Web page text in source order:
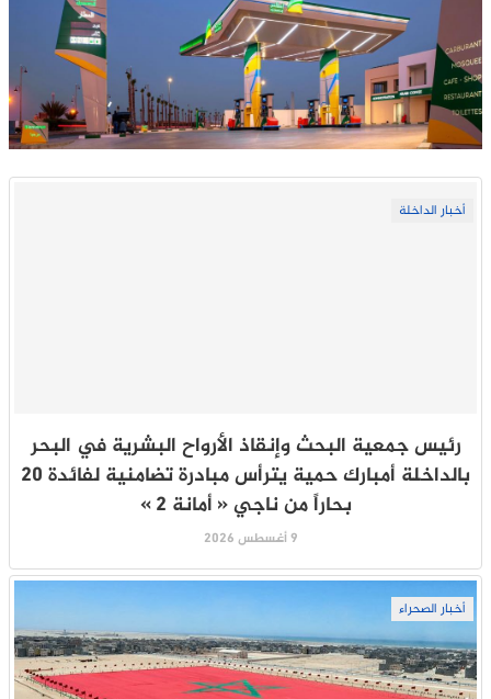
أخبار الداخلة
رئيس جمعية البحث وإنقاذ الأرواح البشرية في البحر
بالداخلة أمبارك حمية يترأس مبادرة تضامنية لفائدة 20
بحاراً من ناجي « أمانة 2 »
9 أغسطس 2026
أخبار الصحراء